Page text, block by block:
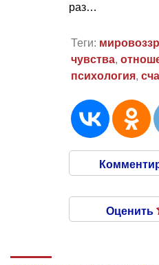
раз…
Теги:
чувства,
психология,
Оценить